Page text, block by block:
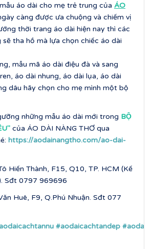
áo dài cho mẹ trẻ trung của ÁO
càng được ưa chuộng và chiếm vị
thời trang áo dài hiện nay thì các
tha hồ mà lựa chọn chiếc áo dài
mẫu mã áo dài điệu đà và sang
áo dài nhung, áo dài lụa, áo dài
dâu hãy chọn cho mẹ mình một bộ
những mẫu áo dài mới trong BỘ
của ÁO DÀI NÀNG THƠ qua
https://aodainangtho.com/ao-dai-
Hiến Thành, F15, Q10, TP. HCM (Kế
Sđt 0797 969696
Huê, F9, Q.Phú Nhuận. Sđt 077
#aodaicachtandep